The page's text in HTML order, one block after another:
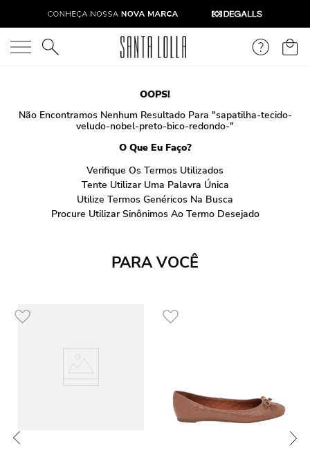
O que você está procurando?
OOPS!
Não Encontramos Nenhum Resultado Para "sapatilha-tecido-
veludo-nobel-preto-bico-redondo-"
O Que Eu Faço?
Verifique Os Termos Utilizados
Tente Utilizar Uma Palavra Única
Utilize Termos Genéricos Na Busca
Procure Utilizar Sinônimos Ao Termo Desejado
PARA VOCÊ